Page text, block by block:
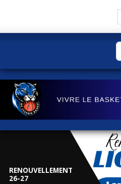
RENOUVELLEMENT
26-27